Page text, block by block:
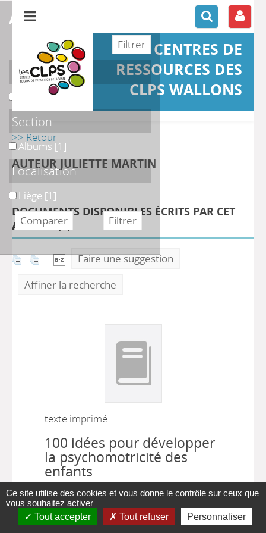
CENTRES DE
RESSOURCES DES
CLPS WALLONS
>> Retour
AUTEUR JULIETTE MARTIN
DOCUMENTS DISPONIBLES ÉCRITS PAR CET
AUTEUR (1
Faire une suggestion
Affiner la recherche
texte imprimé
100 idées pour développer
la psychomotricité des
enfants
Aurélien D'Ignazio, Auteur ;Juliette
Martin, Auteur|Paris : Tom Pousse|
2018
affiner ou comparer
Support
OuvrageOuvrage
Section
Albums
Albums [1]
Localisation
Liège
Liège [1]
Ce site utilise des cookies et vous donne le contrôle sur ceux que
vous souhaitez activer
Tout accepter
Tout refuser Personnaliser